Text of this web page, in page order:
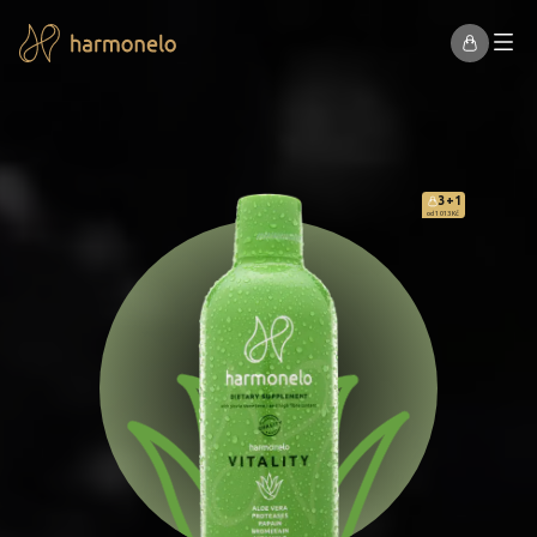
3+1
od 1 013 Kč